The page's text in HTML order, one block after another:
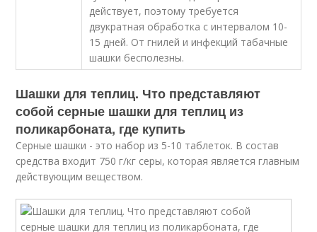
действует, поэтому требуется
двукратная обработка с интервалом 10-
15 дней. От гнилей и инфекций табачные
шашки бесполезны.
Шашки для теплиц. Что представляют
собой серные шашки для теплиц из
поликарбоната, где купить
Серные шашки - это набор из 5-10 таблеток. В состав
средства входит 750 г/кг серы, которая является главным
действующим веществом.